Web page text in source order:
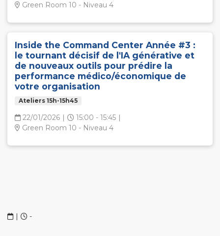
Green Room 10 - Niveau 4
Inside the Command Center Année #3 :
le tournant décisif de l'IA générative et
de nouveaux outils pour prédire la
performance médico/économique de
votre organisation
Ateliers 15h-15h45
22/01/2026 | 15:00 - 15:45 |
Green Room 10 - Niveau 4
| -